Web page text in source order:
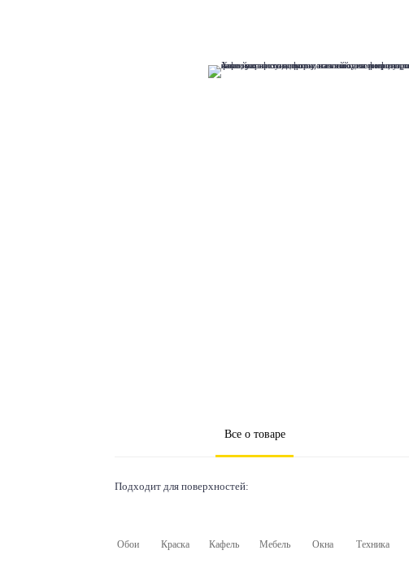
Все о товаре
Подходит для поверхностей:
Обои Краска Кафель Мебель Окна Техника